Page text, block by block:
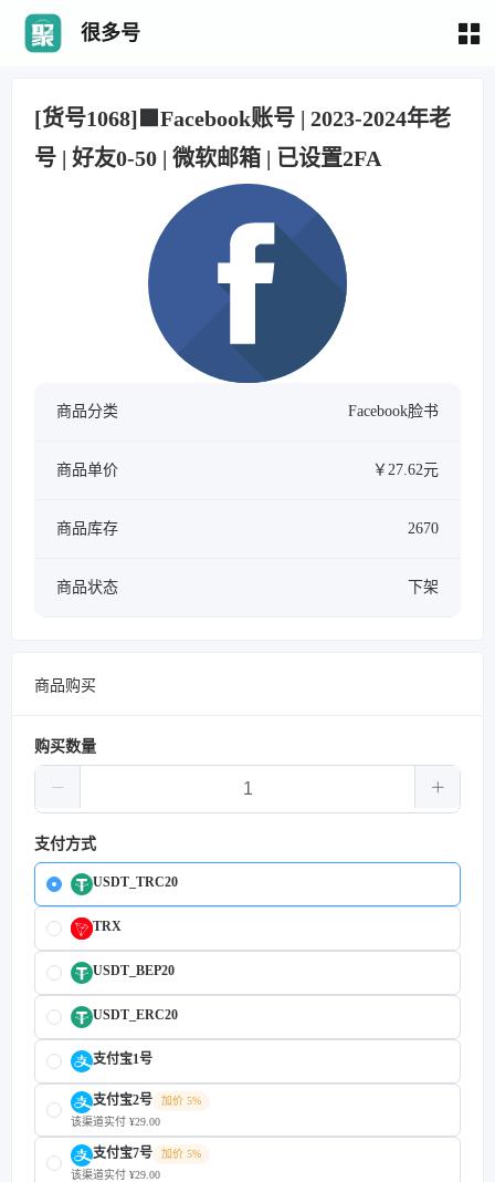
很多号
[货号1068]🟩Facebook账号 | 2023-2024年老
号 | 好友0-50 | 微软邮箱 | 已设置2FA
商品分类 Facebook脸书
商品单价 ￥27.62元
商品库存 2670
商品状态 下架
商品购买
购买数量
支付方式
USDT_TRC20
TRX
USDT_BEP20
USDT_ERC20
支付宝1号
支付宝2号
加价 5%
该渠道实付 ¥29.00
支付宝7号
加价 5%
该渠道实付 ¥29.00